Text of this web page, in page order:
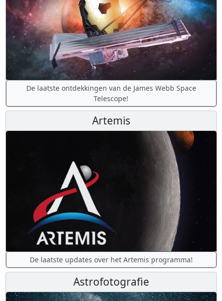
De laatste ontdekkingen van de James Webb Space
Telescope!
Artemis
De laatste updates over het Artemis programma!
Astrofotografie